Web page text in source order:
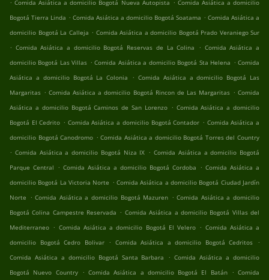
Comida Asiática a domicilio Bogotá Nueva Autopista
Comida Asiática a domicilio
Bogotá Tierra Linda . Comida Asiática a domicilio Bogotá Soatama . Comida Asiática a
domicilio Bogotá La Calleja . Comida Asiática a domicilio Bogotá Prado Veraniego Sur
. Comida Asiática a domicilio Bogotá Reservas de La Colina . Comida Asiática a
domicilio Bogotá Las Villas . Comida Asiática a domicilio Bogotá Sta Helena . Comida
Asiática a domicilio Bogotá La Colonia
. Comida Asiática a domicilio Bogotá Las
Margaritas . Comida Asiática a domicilio Bogotá Rincon de Las Margaritas . Comida
Asiática a domicilio Bogotá Caminos de San Lorenzo . Comida Asiática a domicilio
Bogotá El Cedrito . Comida Asiática a domicilio Bogotá Contador . Comida Asiática a
domicilio Bogotá Canodromo . Comida Asiática a domicilio Bogotá Torres del Country
. Comida Asiática a domicilio Bogotá Niza IX . Comida Asiática a domicilio Bogotá
Parque Central . Comida Asiática a domicilio Bogotá Cordoba . Comida Asiática a
domicilio Bogotá La Victoria Norte . Comida Asiática a domicilio Bogotá Ciudad Jardín
Norte . Comida Asiática a domicilio Bogotá Mazuren . Comida Asiática a domicilio
Bogotá Colina Campestre Reservada . Comida Asiática a domicilio Bogotá Villas del
Mediterraneo . Comida Asiática a domicilio Bogotá El Velero . Comida Asiática a
domicilio Bogotá Cedro Bolivar
. Comida Asiática a domicilio Bogotá Cedritos
.
Comida Asiática a domicilio Bogotá Santa Barbara
. Comida Asiática a domicilio
Bogotá Nuevo Country
. Comida Asiática a domicilio Bogotá El Batán . Comida